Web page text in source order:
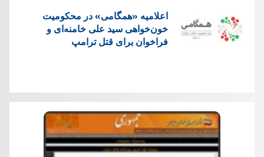
اعلامیه «همگامی» در محکومیت
خون‌خواهی سید علی خامنه‌ای و
فراخوان برای قتل ترامپ